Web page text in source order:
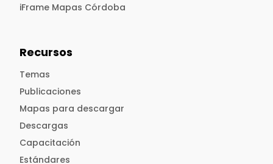
iFrame Mapas Córdoba
Recursos
Temas
Publicaciones
Mapas para descargar
Descargas
Capacitación
Estándares